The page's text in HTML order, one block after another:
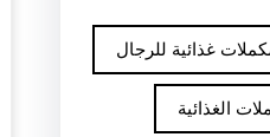
غذائية للرجال
الغذائية